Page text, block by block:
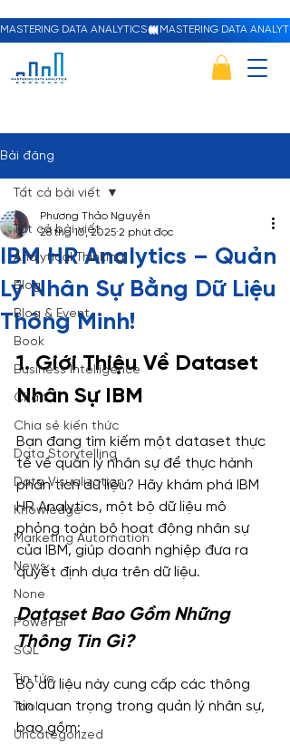
MASTERING DATA ANALYTICS
Bài đăng
Tất cả bài viết
Analytical Thinking
Blog
Blog & Event
Book
Business Intelligence
Chart
Chia sẻ kiến thức
Data Storytelling
Data Visualization
Knowledge
Marketing Automation
News
None
Power BI
SQL
Tin tức
Tool
Uncategorized
Tất cả bài viết
IBM HR Analytics – Quản
Lý Nhân Sự Bằng Dữ Liệu
Thông Minh!
Phương Thảo Nguyễn
28 thg 10, 2025 2 phút đọc
1. Giới Thiệu Về Dataset
Nhân Sự IBM
Bạn đang tìm kiếm một dataset thực
tế về quản lý nhân sự để thực hành
phân tích dữ liệu? Hãy khám phá IBM
HR Analytics, một bộ dữ liệu mô
phỏng toàn bộ hoạt động nhân sự
của IBM, giúp doanh nghiệp đưa ra
quyết định dựa trên dữ liệu.
Dataset Bao Gồm Những
Thông Tin Gì?
Bộ dữ liệu này cung cấp các thông
tin quan trọng trong quản lý nhân sự,
bao gồm: